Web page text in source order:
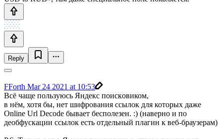
Reply
FForth Mar 24 2021 at 10:53
Всё чаще пользуюсь Яндекс поискoвиком,
в нём, хотя бы, нет шифрования ссылок для которых даже
Online Url Decode бывает бесполезен. :) (наверно и по
деобфускации ссылок есть отдельный плагин к веб-браузeрам)